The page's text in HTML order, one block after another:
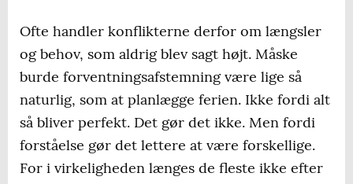
Ofte handler konflikterne derfor om længsler
og behov, som aldrig blev sagt højt. Måske
burde forventningsafstemning være lige så
naturlig, som at planlægge ferien. Ikke fordi alt
så bliver perfekt. Det gør det ikke. Men fordi
forståelse gør det lettere at være forskellige.
For i virkeligheden længes de fleste ikke efter